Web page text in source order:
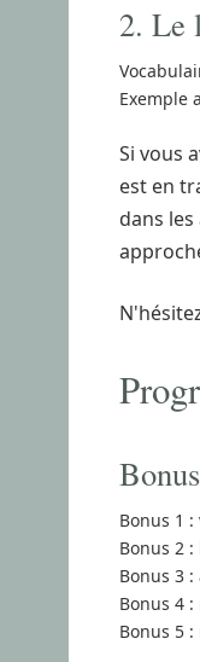
2. Le
Exemple
Si vous
est en
dans
Bonus 1
Bonus 2
Bonus 3
Bonus 4
Bonus 5